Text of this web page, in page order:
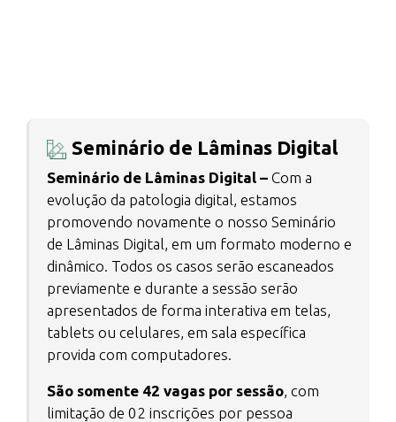
Seminário de Lâminas Digital
Seminário de Lâminas Digital – Com a
evolução da patologia digital, estamos
promovendo novamente o nosso Seminário
de Lâminas Digital, em um formato moderno e
dinâmico. Todos os casos serão escaneados
previamente e durante a sessão serão
apresentados de forma interativa em telas,
tablets ou celulares, em sala específica
provida com computadores.
São somente 42 vagas por sessão, com
limitação de 02 inscrições por pessoa